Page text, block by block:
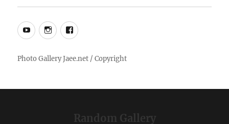
YouTubeInstagramFacebook
Random Gallery